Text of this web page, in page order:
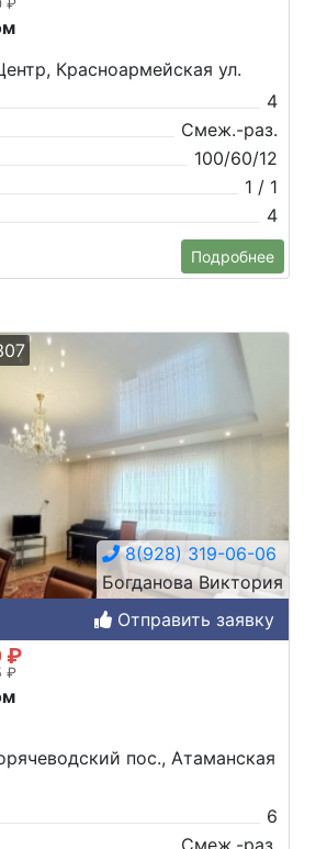
₽
Красноармейская ул.
4
Смеж.-раз.
100/60/12
1 / 1
4
Подробнее
8(928) 319-06-06
Богданова Виктория
Отправить заявку
₽
₽
пос., Атаманская
6
Смеж.-раз.